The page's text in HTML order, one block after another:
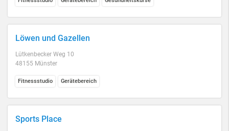
Löwen und Gazellen
Lütkenbecker Weg 10
48155 Münster
Fitnessstudio Gerätebereich
Sports Place